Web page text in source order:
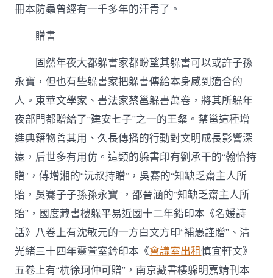
冊本防蟲曾經有一千多年的汗青了。
贈書
固然年夜大都躲書家都盼望其躲書可以或許子孫
永寶，但也有些躲書家把躲書傳給本身感到適合的
人。東華文學家、書法家蔡邕躲書萬卷，將其所躲年
夜部門都贈給了“建安七子”之一的王粲。蔡邕這種增
進典籍物善其用、久長傳播的行動對文明成長影響深
遠，后世多有用仿。這類的躲書印有劉承干的“翰怡持
贈”，傅增湘的“沅叔持贈”，吳騫的“知缺乏齋主人所
貽，吳騫子子孫孫永寶”，邵晉涵的“知缺乏齋主人所
貽”，國度藏書樓躲平易近國十二年鉛印本《名媛詩
話》八卷上有沈敏元的一方白文方印“補愚謹贈”、清
光緒三十四年靈萱室鈐印本《會議室出租慎宜軒文》
五卷上有“杭徐珂仲可贈”，南京藏書樓躲明嘉靖刊本